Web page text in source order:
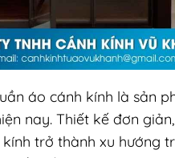
áo cánh kính là sản
nay. Thiết kế đơn
trở thành xu hướng